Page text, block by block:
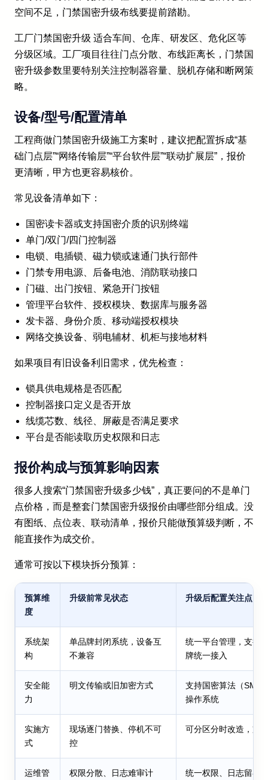
空间不足，门禁国密升级布线要提前踏勘。
工厂门禁国密升级 适合车间、仓库、研发区、危化区等
分级区域。工厂项目往往门点分散、布线距离长，门禁国
密升级参数里要特别关注控制器容量、脱机存储和断网策
略。
设备/型号/配置清单
工程商做门禁国密升级施工方案时，建议把配置拆成“基
础门点层”“网络传输层”“平台软件层”“联动扩展层”，报价
更清晰，甲方也更容易核价。
常见设备清单如下：
国密读卡器或支持国密介质的识别终端
单门/双门/四门控制器
电锁、电插锁、磁力锁或速通门执行部件
门禁专用电源、后备电池、消防联动接口
门磁、出门按钮、紧急开门按钮
管理平台软件、授权模块、数据库与服务器
发卡器、身份介质、移动端授权模块
网络交换设备、弱电辅材、机柜与接地材料
如果项目有旧设备利旧需求，优先检查：
锁具供电规格是否匹配
控制器接口定义是否开放
线缆芯数、线径、屏蔽是否满足要求
平台是否能读取历史权限和日志
报价构成与预算影响因素
很多人搜索“门禁国密升级多少钱”，真正要问的不是单门
点价格，而是整套门禁国密升级报价由哪些部分组成。没
有图纸、点位表、联动清单，报价只能做预算级判断，不
能直接作为成交价。
通常可按以下模块拆分预算：
预算维
度
升级前常见状态 升级后配置关注点
系统架
构
单品牌封闭系统，设备互
不兼容
统一平台管理，支持
牌统一接入
安全能
力
明文传输或旧加密方式
支持国密算法（SM2/
操作系统
实施方
式
现场逐门替换、停机不可
控
可分区分时改造，支
运维管
权限分散、日志难审计 统一权限、日志留存